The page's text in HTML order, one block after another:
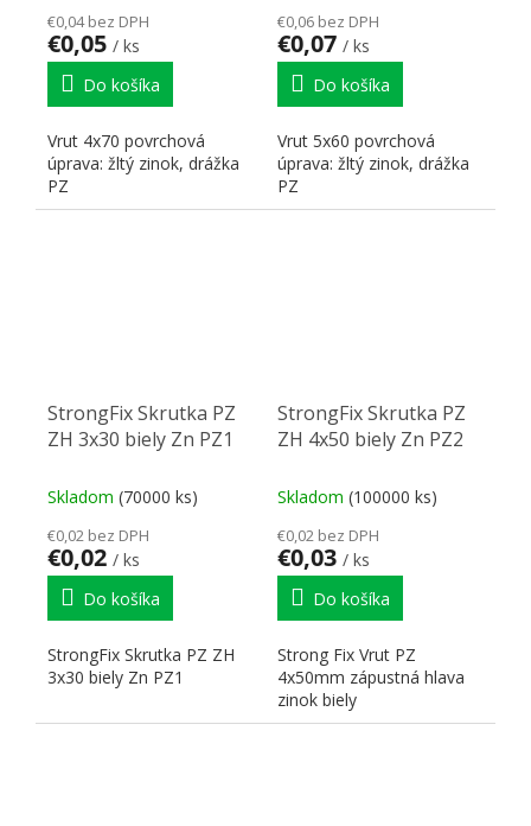
€0,04 bez DPH
€0,05 / ks
Do košíka
Vrut 4x70 povrchová
úprava: žltý zinok, drážka
PZ
€0,06 bez DPH
€0,07 / ks
Do košíka
Vrut 5x60 povrchová
úprava: žltý zinok, drážka
PZ
StrongFix Skrutka PZ
ZH 3x30 biely Zn PZ1
Skladom (70000 ks)
€0,02 bez DPH
€0,02 / ks
Do košíka
StrongFix Skrutka PZ ZH
3x30 biely Zn PZ1
StrongFix Skrutka PZ
ZH 4x50 biely Zn PZ2
Skladom (100000 ks)
€0,02 bez DPH
€0,03 / ks
Do košíka
Strong Fix Vrut PZ
4x50mm zápustná hlava
zinok biely